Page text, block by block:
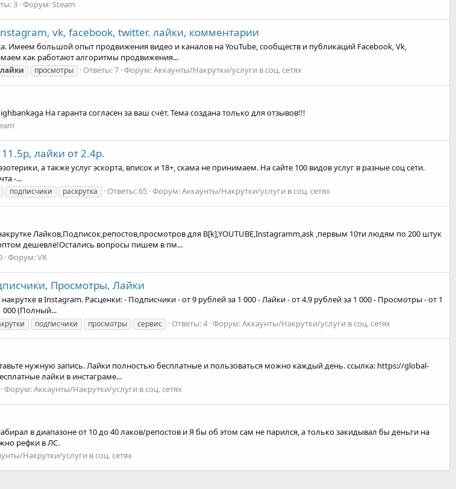
3 Форум: Steam
vk, facebook, twitter. лайки, комментарии
Имеем большой опыт продвижения видео и каналов на YouTube, сообществ и публикаций Facebook, Vk,
как работают алгоритмы продвижения...
лайки просмотры Ответы: 7 Форум:Аккаунты/Накрутки/услуги в соц. сетях
На гаранта согласен за ваш счёт. Тема создана только для отзывов!!!​
лайки от 2.4р.
а также услуг эскорта, вписок и 18+, скама не принимаем. На сайте 100 видов услуг в разные соц сети.
-...
подписчики раскрутка Ответы: 65 Форум:Аккаунты/Накрутки/услуги в соц. сетях
Лайков,Подписок,репостов,просмотров для B[k],YOUTUBE,Instagramm,ask ,первым 10ти людям по 200 штук
дешевле!Остались вопросы пишем в пм...
Форум:VK
Просмотры, Лайки
в Instagram. Расценки: - Подписчики - от 9 рублей за 1 000 - Лайки - от 4.9 рублей за 1 000 - Просмотры - от 1
000 (Полный...
подписчики просмотры сервис Ответы: 4 Форум:Аккаунты/Накрутки/услуги в соц. сетях
нужную запись. Лайки полностью бесплатные и пользоваться можно каждый день. ссылка: https://global-
лайки в инстаграме...
Форум:Аккаунты/Накрутки/услуги в соц. сетях
в диапазоне от 10 до 40 лаков/репостов и Я бы об этом сам не парился, а только закидывал бы деньги на
рефки в ЛС.
Накрутки/услуги в соц. сетях